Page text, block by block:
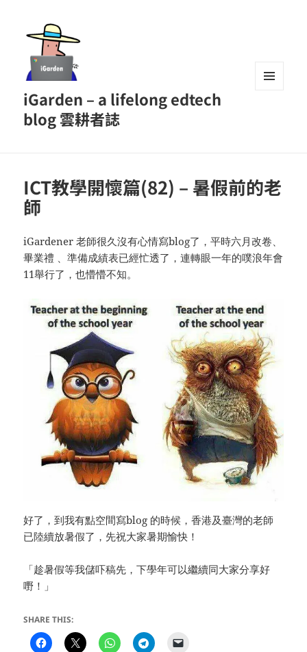
iGarden – a lifelong edtech
blog 雲耕者誌
ICT教學開懷篇(82) – 暑假前的老
師
iGardener 老師很久沒有心情寫blog了，平時六月改卷、
畢業禮 、準備成績表已經忙透了，連轉眼一年的噗浪年會
11舉行了，也懵懵不知。
好了，到我有點空間寫blog 的時候，香港及臺灣的老師
已陸續放暑假了，先祝大家暑期愉快！
「趁暑假等我儲吓稿先，下學年可以繼續同大家分享好
嘢！」
SHARE THIS: